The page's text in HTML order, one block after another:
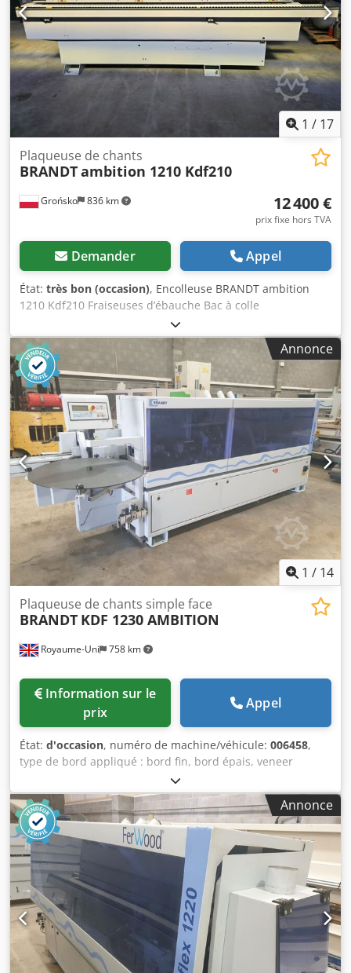
1 / 17
Grońsko 836 km
Plaqueuse de chants
BRANDTambition 1210 Kdf210
12 400 €
prix fixe hors TVA
Demander Appel
État: très bon (occasion), Encolleuse BRANDT ambition
1210 Kdf210 Fraiseuses d’ébauche Bac à colle
interchangeable Application de colle par rouleau Guillotine
pneumatique d’ébauche Rouleaux de pression Disques de
coupe finaux Crsdpfezqz Rpsx Am Usf Groupe de fraisage
vertical R1-R2 Cylindre de profilage Cylindre plat Hauteur
maximale de la pièce : 60 mm Épaisseur maximale du
placage en rouleau : 3 mm Avance : 11 m/min Longueur de
la machine : 370 cm Puissance de raccordement : environ
9 kW Machine vérifiée, prête à l’emploi
Annonce
1 / 14
Royaume-Uni 758 km
Plaqueuse de chants simple face
BRANDT KDF 1230 AMBITION
prix
Appel
État: d'occasion, numéro de machine/véhicule: 006458,
type de bord appliqué : bord fin, bord épais, veneer
Système de collage : EVA Cedpfx Amsnzrt As Uerf Fraisage
d'assemblage : oui Groupe multifonctionnel : oui Max.
Vitesse d'avancement : 11 m/min Épaisseur maximale du
panneau : 50 mm
Annonce